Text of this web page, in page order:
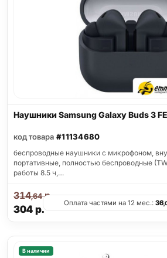
Наушники Samsung Galaxy Buds 3
код товара #11134680
беспроводные наушники с микрофоном,
портативные, полностью беспроводные
работы 8.5 ч,…
304р.
314,64р.
Оплата частями на 12 мес.:36
В наличии